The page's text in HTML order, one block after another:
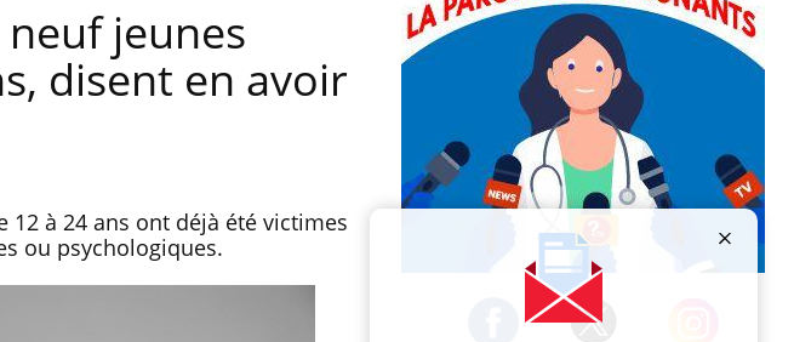
jeunes
disent en avoir
12 à 24 ans ont déjà été victimes
ou psychologiques.